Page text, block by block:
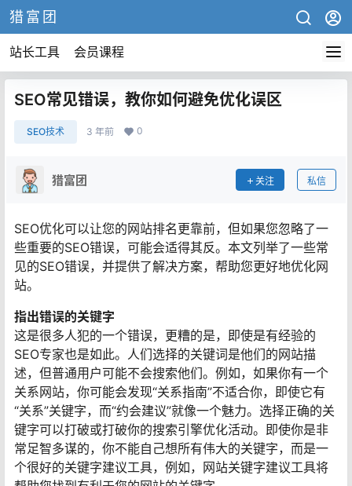
猎富团
站长工具 会员课程
SEO常见错误，教你如何避免优化误区
SEO技术 3 年前 0
猎富团 关注 私信
SEO优化可以让您的网站排名更靠前，但如果您忽略了一
些重要的SEO错误，可能会适得其反。本文列举了一些常
见的SEO错误，并提供了解决方案，帮助您更好地优化网
站。
指出错误的关键字
这是很多人犯的一个错误，更糟的是，即使是有经验的
SEO专家也是如此。人们选择的关键词是他们的网站描
述，但普通用户可能不会搜索他们。例如，如果你有一个
关系网站，你可能会发现“关系指南”不适合你，即使它有
“关系”关键字，而“约会建议”就像一个魅力。选择正确的关
键字可以打破或打破你的搜索引擎优化活动。即使你是非
常足智多谋的，你不能自己想所有伟大的关键字，而是一
个很好的关键字建议工具，例如，网站关键字建议工具将